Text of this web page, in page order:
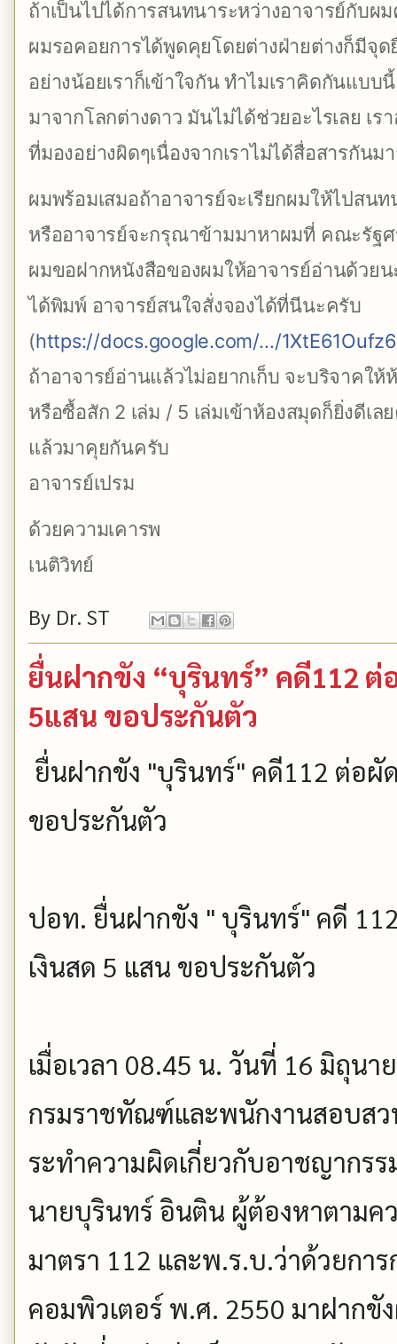
ถ้าเป็นไปได้การสนทนาระหว่างอาจารย์กับผม
ผมรอคอยการได้พูดคุยโดยต่างฝ่ายต่างก็มีจุ
อย่างน้อยเราก็เข้าใจกัน ทำไมเราคิดกันแบบ
มาจากโลกต่างดาว มันไม่ได้ช่วยอะไรเลย เ
ที่มองอย่างผิดๆเนื่องจากเราไม่ได้สื่อสารกันม
ผมพร้อมเสมอถ้าอาจารย์จะเรียกผมให้ไปสน
หรืออาจารย์จะกรุณาข้ามมาหาผมที่ คณะรัฐ
ผมขอฝากหนังสือของผมให้อาจารย์อ่านด้วย
ได้พิมพ์ อาจารย์สนใจสั่งจองได้ที่นีนะครับ
(https://docs.google.com/…/
ถ้าอาจารย์อ่านแล้วไม่อยากเก็บ จะบริจาคใ
หรือซื้อสัก 2 เล่ม / 5 เล่มเข้าห้องสมุดก็ยิ่งดีเล
แล้วมาคุยกันครับ
อาจารย์เปรม
ด้วยความเคารพ
เนติวิทย์
By Dr. ST
ยื่นฝากขัง “บุรินทร์” คดี112 ต่
5แสน ขอประกันตัว
ยื่นฝากขัง "บุรินทร์" คดี112 ต่อผั
ขอประกันตัว
ปอท. ยื่นฝากขัง " บุรินทร์" คดี
เงินสด 5 แสน ขอประกันตัว
เมื่อเวลา 08.45 น. วันที่ 16 มิถุน
กรมราชทัณฑ์และพนักงานสอบส
ระทำความผิดเกี่ยวกับอาชญากร
นายบุรินทร์ อินติน ผู้ต้องหาตาม
มาตรา 112 และพ.ร.บ.ว่าด้วยกา
คอมพิวเตอร์ พ.ศ. 2550 มาฝาก